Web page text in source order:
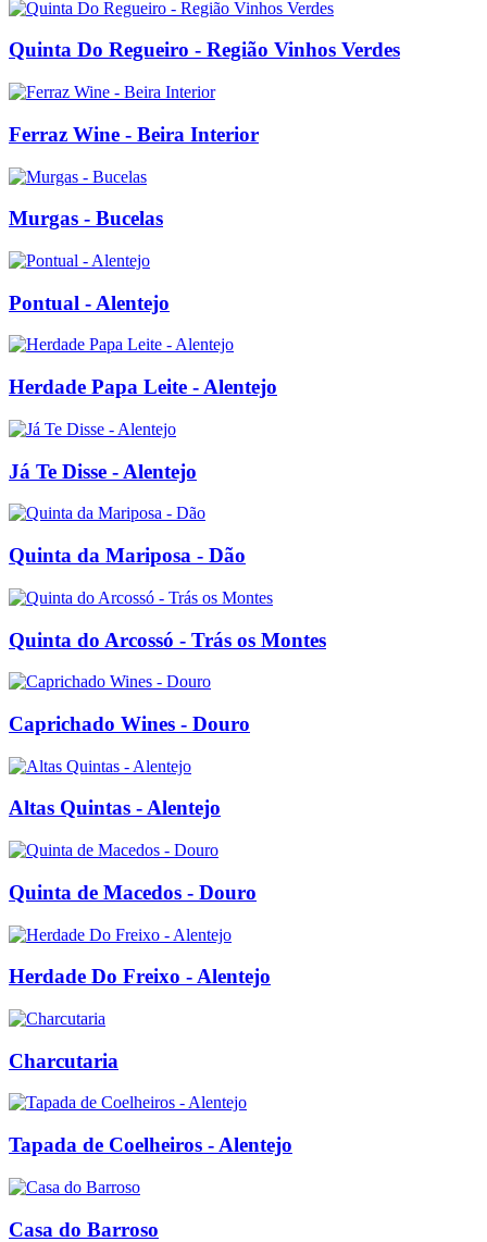
Quinta Do Regueiro - Região Vinhos Verdes
Ferraz Wine - Beira Interior
Murgas - Bucelas
Pontual - Alentejo
Herdade Papa Leite - Alentejo
Já Te Disse - Alentejo
Quinta da Mariposa - Dão
Quinta do Arcossó - Trás os Montes
Caprichado Wines - Douro
Altas Quintas - Alentejo
Quinta de Macedos - Douro
Herdade Do Freixo - Alentejo
Charcutaria
Tapada de Coelheiros - Alentejo
Casa do Barroso